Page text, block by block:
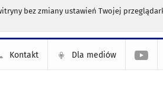
bez zmiany ustawień Twojej
Kontakt Dla mediów